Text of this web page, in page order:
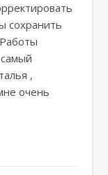
сохранить
,
очень